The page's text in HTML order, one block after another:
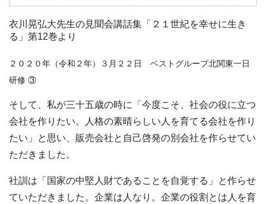
衣川晃弘大先生の見聞会講話集「２１世紀を幸せに生き
る」第12巻より
２０２０年（令和２年）３月２２日 ベストグループ北関東一日
研修 ③
そして、私が三十五歳の時に「今度こそ、社会の役に立つ
会社を作りたい。人格の素晴らしい人を育てる会社を作り
たい」と思い、販売会社と自己啓発の別会社を作らせてい
ただきました。
社訓は「国家の中堅人財であることを自覚する」と作らせ
ていただきました。企業は人なり。企業の役割とは人を育